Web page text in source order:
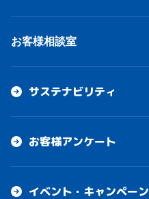
お客様相談室
サステナビリティ
お客様アンケート
イベント・キャンペーン